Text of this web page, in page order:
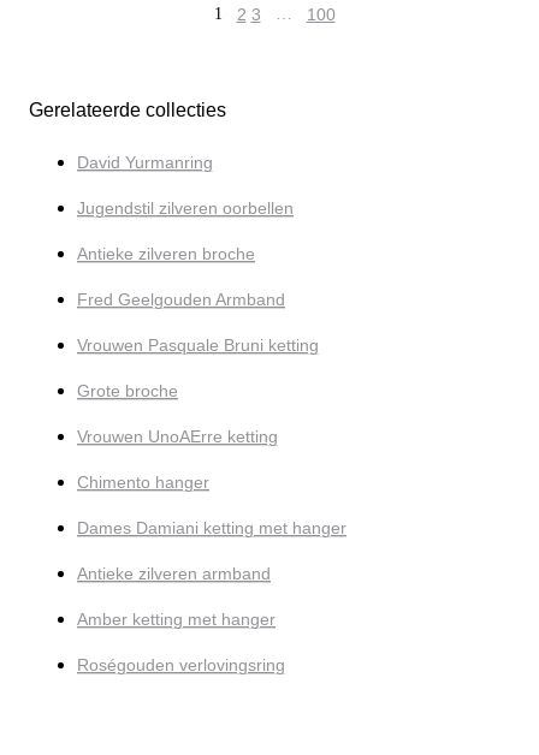
1 2 3 … 100
Gerelateerde collecties
David Yurmanring
Jugendstil zilveren oorbellen
Antieke zilveren broche
Fred Geelgouden Armband
Vrouwen Pasquale Bruni ketting
Grote broche
Vrouwen UnoAErre ketting
Chimento hanger
Dames Damiani ketting met hanger
Antieke zilveren armband
Amber ketting met hanger
Roségouden verlovingsring